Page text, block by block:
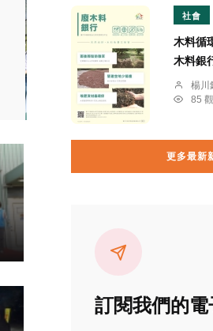
社會
木料循
木料銀
楊川
85
更多最新
訂閱我們的電